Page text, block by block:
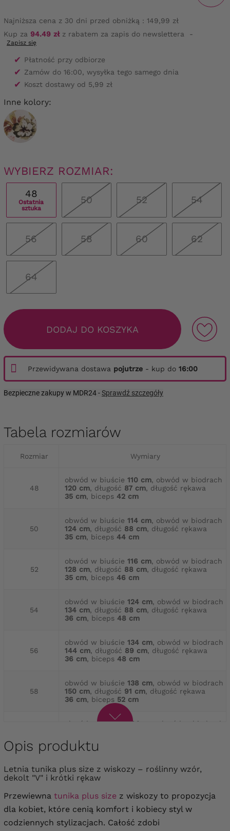
Najniższa cena z 30 dni przed obniżką : 149,99 zł
Kup za 94.49 złz rabatem za zapis do newslettera -
Zapisz się
✔ Płatność przy odbiorze
✔ Zamów do 16:00, wysyłka tego samego dnia
✔ Koszt dostawy od 5,99 zł
Inne kolory:
WYBIERZ ROZMIAR:
48
Ostatnia
sztuka
50 52 54
56 58 60 62
64
DODAJ DO KOSZYKA
Przewidywana dostawa pojutrze - kup do 16:00
Bezpieczne zakupy w MDR24 -Sprawdź szczegóły
Tabela rozmiarów
Rozmiar Wymiary
48
obwód w biuście 110 cm, obwód w biodrach
120 cm, długość 87 cm, długość rękawa
35 cm, biceps 42 cm
50
obwód w biuście 114 cm, obwód w biodrach
124 cm, długość 88 cm, długość rękawa
35 cm, biceps 44 cm
52
obwód w biuście 116 cm, obwód w biodrach
128 cm, długość 88 cm, długość rękawa
35 cm, biceps 46 cm
54
obwód w biuście 124 cm, obwód w biodrach
134 cm, długość 88 cm, długość rękawa
36 cm, biceps 48 cm
56
obwód w biuście 134 cm, obwód w biodrach
144 cm, długość 89 cm, długość rękawa
36 cm, biceps 48 cm
58
obwód w biuście 138 cm, obwód w biodrach
150 cm, długość 91 cm, długość rękawa
36 cm, biceps 52 cm
obwód w biuście 144 cm
, obwód w biodrach
36 cm , biceps
62
obwód w biuście
, obwód w biodrach
164 cm, długość 94 cm , długość rękawa
38 cm, biceps
64
obwód w biuście 150 cm , obwód w biodrach
172 cm, długość 94 cm, długość rękawa
38 cm, biceps 56 cm
Opis produktu
Letnia tunika plus size z wiskozy – roślinny wzór,
dekolt "V" i krótki rękaw
Przewiewna tunika plus size z wiskozy to propozycja
dla kobiet, które cenią komfort i kobiecy styl w
codziennych stylizacjach. Całość zdobi